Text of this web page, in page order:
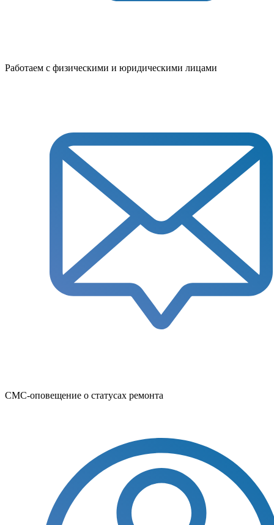
Работаем с физическими и юридическими лицами
СМС-оповещение о статусах ремонта